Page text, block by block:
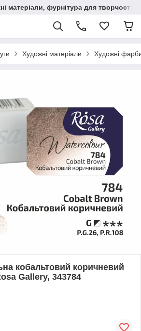
матеріали, фурнітура для творчості
Художні матеріали Художні
кобальтовий коричневий
Gallery, 343784